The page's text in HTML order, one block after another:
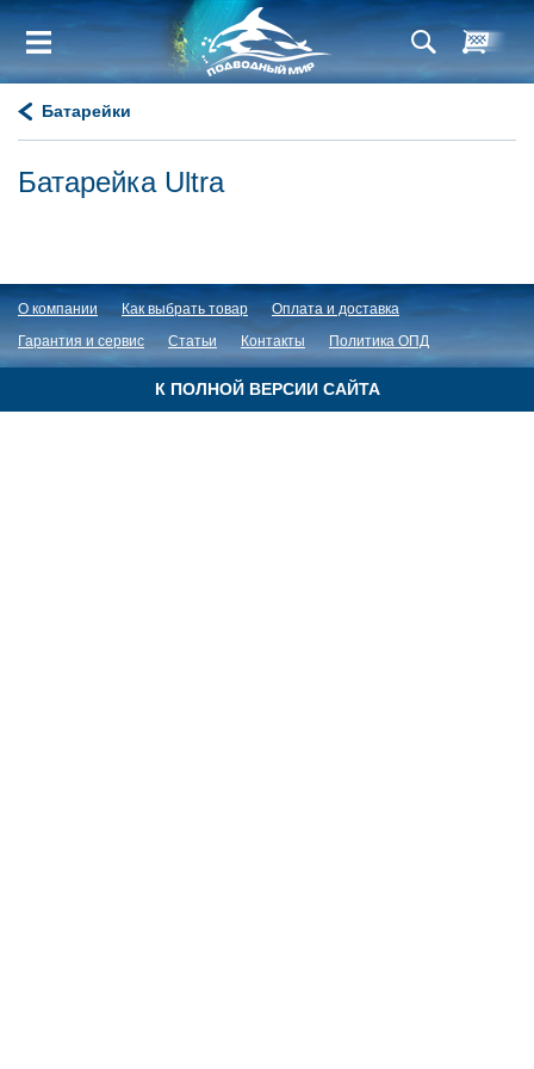
Батарейки
Батарейка Ultra
О компании Как выбрать товар
Оплата и доставка
Гарантия и сервис
Статьи Контакты Политика ОПД
К ПОЛНОЙ ВЕРСИИ САЙТА